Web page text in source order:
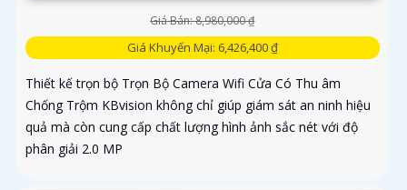
Giá Bán: 8,980,000 ₫
Giá Khuyến Mại: 6,426,400 ₫
Thiết kế trọn bộ Trọn Bộ Camera Wifi Cửa Có Thu âm
Chống Trộm KBvision không chỉ giúp giám sát an ninh hiệu
quả mà còn cung cấp chất lượng hình ảnh sắc nét với độ
phân giải 2.0 MP